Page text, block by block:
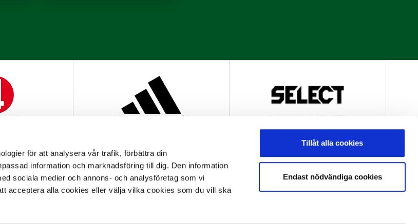
för att analysera vår trafik, förbättra din
information och marknadsföring till dig. Den information
sociala medier och annons- och analysföretag som vi
acceptera alla cookies eller välja vilka cookies som du vill ska
Tillåt alla cookies
Endast nödvändiga cookies